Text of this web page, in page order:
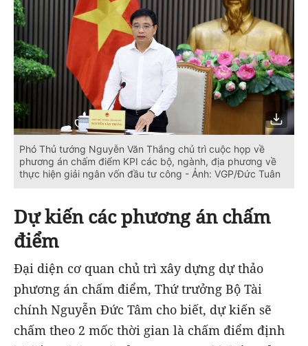
Phó Thủ tướng Nguyễn Văn Thắng chủ trì cuộc họp về
phương án chấm điểm KPI các bộ, ngành, địa phương về
thực hiện giải ngân vốn đầu tư công - Ảnh: VGP/Đức Tuân
Dự kiến các phương án chấm
điểm
Đại diện cơ quan chủ trì xây dựng dự thảo
phương án chấm điểm, Thứ trưởng Bộ Tài
chính Nguyễn Đức Tâm cho biết, dự kiến sẽ
chấm theo 2 mốc thời gian là chấm điểm định